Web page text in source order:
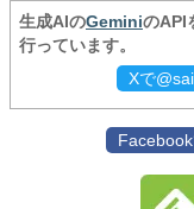
生成AIのGeminiのAPI
行っています。
Xで